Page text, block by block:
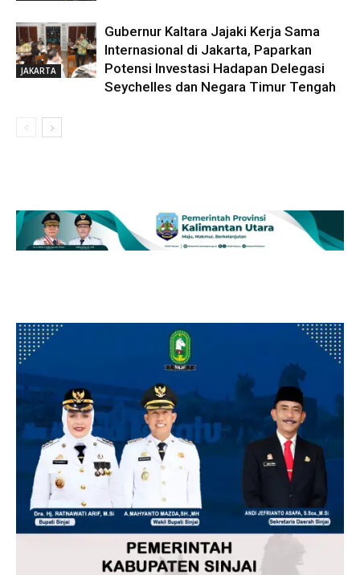
JAKARTA
Gubernur Kaltara Jajaki Kerja Sama
Internasional di Jakarta, Paparkan
Potensi Investasi Hadapan Delegasi
Seychelles dan Negara Timur Tengah